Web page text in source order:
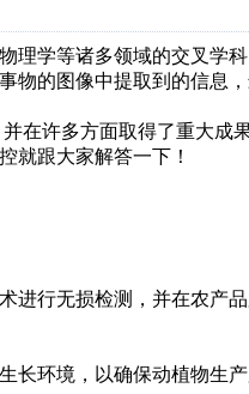
理学等诸多领域的交叉学科
物的图像中提取到的信息，
在许多方面取得了重大成果
就跟大家解答一下！
进行无损检测，并在农产
长环境，以确保动植物生产